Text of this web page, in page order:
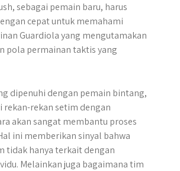
sebagai pemain baru, harus
cepat untuk memahami
Guardiola yang mengutamakan
pola permainan taktis yang
dipenuhi dengan pemain bintang,
rekan-rekan setim dengan
akan sangat membantu proses
ini memberikan sinyal bahwa
tidak hanya terkait dengan
Melainkan juga bagaimana tim